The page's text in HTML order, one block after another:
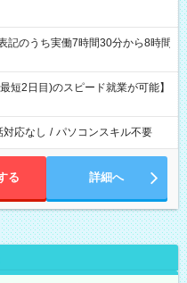
短2日目)のスピード就業が可能】
対応なし / パソコンスキル不要
る 詳細へ